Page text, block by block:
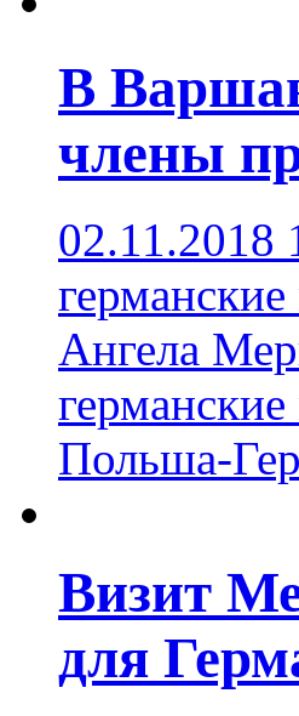
В
члены
02.11.2018
Ангела
Польша-
Визит
для